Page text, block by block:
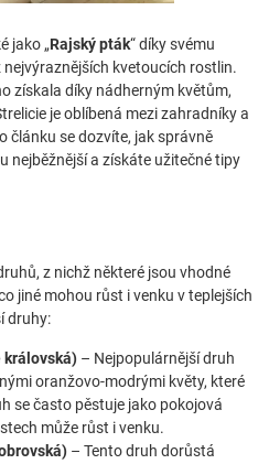
jako „Rajský pták“ díky svému
kvetoucích rostlin.
získala díky nádherným květům,
je oblíbená mezi zahradníky a
článku se dozvíte, jak správně
nejběžnější a získáte užitečné tipy
z nichž některé jsou vhodné
jiné mohou růst i venku v teplejších
druhy:
– Nejpopulárnější druh
oranžovo-modrými květy, které
se často pěstuje jako pokojová
může růst i venku.
– Tento druh dorůstá